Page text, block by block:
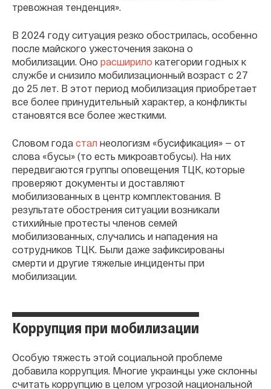
тревожная тенденция».
В 2024 году ситуация резко обострилась, особенно
после майского ужесточения закона о
мобилизации. Оно расширило категории годных к
службе и снизило мобилизационный возраст с 27
до 25 лет. В этот период мобилизация приобретает
все более принудительный характер, а конфликты
становятся все более жесткими.
Словом года стал неологизм «бусификация» — от
слова «бусы» (то есть микроавтобусы). На них
передвигаются группы оповещения ТЦК, которые
проверяют документы и доставляют
мобилизованных в центр комплектования. В
результате обострения ситуации возникали
стихийные протесты членов семей
мобилизованных, случались и нападения на
сотрудников ТЦК. Были даже зафиксированы
смерти и другие тяжелые инциденты при
мобилизации.
Коррупция при мобилизации
Особую тяжесть этой социальной проблеме
добавила коррупция. Многие украинцы уже склонны
считать коррупцию в целом угрозой национальной